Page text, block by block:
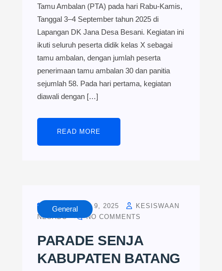
Tamu Ambalan (PTA) pada hari Rabu-Kamis,
Tanggal 3–4 September tahun 2025 di
Lapangan DK Jana Desa Besani. Kegiatan ini
ikuti seluruh peserta didik kelas X sebagai
tamu ambalan, dengan jumlah peserta
penerimaan tamu ambalan 30 dan panitia
sejumlah 58. Pada hari pertama, kegiatan
diawali dengan […]
READ MORE
General
SEPTEMBER 9, 2025
KESISWAAN
NESADO
NO COMMENTS
PARADE SENJA
KABUPATEN BATANG